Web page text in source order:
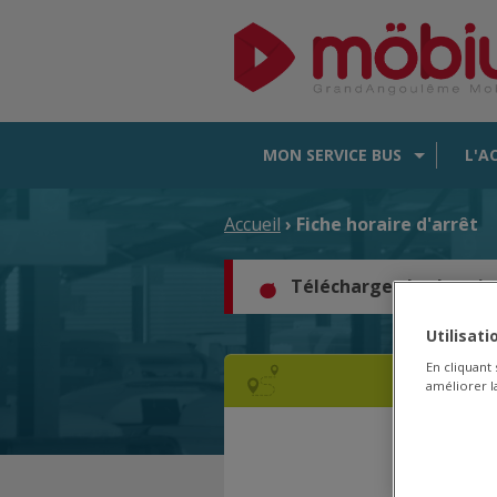
MON SERVICE BUS
Accueil › Fiche horaire d'arrêt
Téléchargez les
En
améliorer